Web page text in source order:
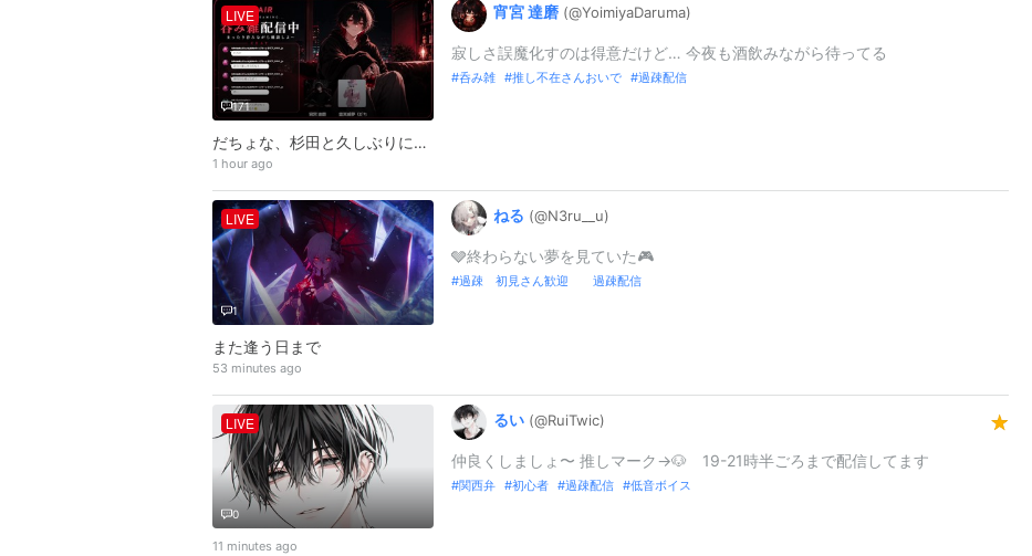
LIVE
171
だちょな、杉田と久しぶりに呑み雑談
1 hour ago
宵宮達磨 (@YoimiyaDaruma)
寂しさ誤魔化すのは得意だけど… 今夜も酒飲みながら待ってる
呑み雑 推し不在さんおいで 過疎配信
LIVE
1
また逢う日まで
53 minutes ago
ねる (@N3ru_ u)
🩶終わらない夢を見ていた🎮
過疎 初見さん歓迎 過疎配信
LIVE
0
11 minutes ago
るい (@RuiTwic)
仲良くしましょ〜 推しマーク→🐶 19-21時半ごろまで配信してます
関西弁 初心者 過疎配信 低音ボイス